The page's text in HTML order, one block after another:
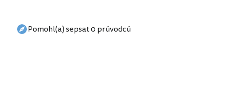
Pomohl(a) sepsat 0 průvodců